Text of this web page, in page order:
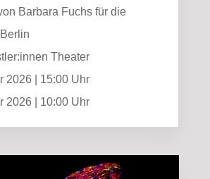
Barbara Fuchs für die
Theater
2026 | 15:00 Uhr
2026 | 10:00 Uhr